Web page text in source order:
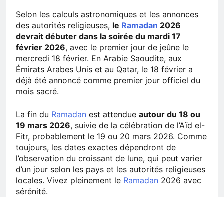
Selon les calculs astronomiques et les annonces
des autorités religieuses, le Ramadan 2026
devrait débuter dans la soirée du mardi 17
février 2026, avec le premier jour de jeûne le
mercredi 18 février. En Arabie Saoudite, aux
Émirats Arabes Unis et au Qatar, le 18 février a
déjà été annoncé comme premier jour officiel du
mois sacré.
La fin du Ramadan est attendue autour du 18 ou
19 mars 2026, suivie de la célébration de l’Aïd el-
Fitr, probablement le 19 ou 20 mars 2026. Comme
toujours, les dates exactes dépendront de
l’observation du croissant de lune, qui peut varier
d’un jour selon les pays et les autorités religieuses
locales. Vivez pleinement le Ramadan 2026 avec
sérénité.